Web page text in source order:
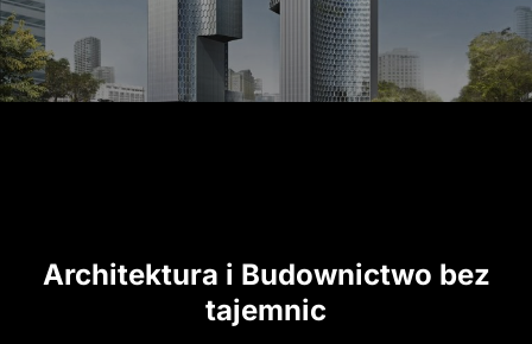
Architektura i Budownictwo bez
tajemnic